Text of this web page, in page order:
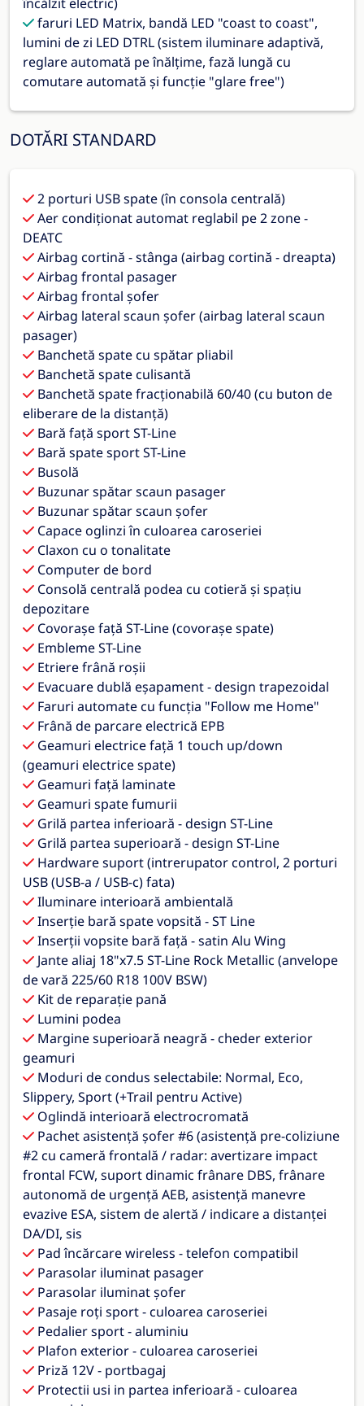
faruri LED Matrix, bandă LED "coast to coast",
lumini de zi LED DTRL (sistem iluminare adaptivă,
reglare automată pe înălțime, fază lungă cu
comutare automată și funcție "glare free")
DOTĂRI STANDARD
2 porturi USB spate (în consola centrală)
Aer condiționat automat reglabil pe 2 zone -
DEATC
Airbag cortină - stânga (airbag cortină - dreapta)
Airbag frontal pasager
Airbag frontal șofer
Airbag lateral scaun șofer (airbag lateral scaun
pasager)
Banchetă spate cu spătar pliabil
Banchetă spate culisantă
Banchetă spate fracționabilă 60/40 (cu buton de
eliberare de la distanță)
Bară față sport ST-Line
Bară spate sport ST-Line
Busolă
Buzunar spătar scaun pasager
Buzunar spătar scaun șofer
Capace oglinzi în culoarea caroseriei
Claxon cu o tonalitate
Computer de bord
Consolă centrală podea cu cotieră și spațiu
depozitare
Covorașe față ST-Line (covorașe spate)
Embleme ST-Line
Etriere frână roșii
Evacuare dublă eșapament - design trapezoidal
Faruri automate cu funcția "Follow me Home"
Frână de parcare electrică EPB
Geamuri electrice față 1 touch up/down
(geamuri electrice spate)
Geamuri față laminate
Geamuri spate fumurii
Grilă partea inferioară - design ST-Line
Grilă partea superioară - design ST-Line
Hardware suport (intrerupator control, 2 porturi
USB (USB-a / USB-c) fata)
Iluminare interioară ambientală
Inserție bară spate vopsită - ST Line
Inserții vopsite bară față - satin Alu Wing
Jante aliaj 18"x7.5 ST-Line Rock Metallic (anvelope
de vară 225/60 R18 100V BSW)
Kit de reparație pană
Lumini podea
Margine superioară neagră - cheder exterior
geamuri
Moduri de condus selectabile: Normal, Eco,
Slippery, Sport (+Trail pentru Active)
Oglindă interioară electrocromată
Pachet asistență șofer #6 (asistență pre-coliziune
#2 cu cameră frontală / radar: avertizare impact
frontal FCW, suport dinamic frânare DBS, frânare
autonomă de urgență AEB, asistență manevre
evazive ESA, sistem de alertă / indicare a distanței
DA/DI, sis
Pad încărcare wireless - telefon compatibil
Parasolar iluminat pasager
Parasolar iluminat șofer
Pasaje roți sport - culoarea caroseriei
Pedalier sport - aluminiu
Plafon exterior - culoarea caroseriei
Priză 12V - portbagaj
Protectii usi in partea inferioară - culoarea